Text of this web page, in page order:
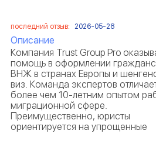
последний отзыв: 2026-05-28
Описание
Компания Trust Group Pro
помощь в оформлении
ВНЖ в странах Европы и
виз. Команда экспертов
более чем 10-летним опытом
миграционной сфере.
Преимущественно, юристы
ориентируется на упрощенные